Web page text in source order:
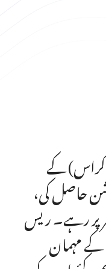
کراس) کے
ساتھ پہلی پوزیشن حاصل کی،
ساتھ تیسرے نمبر پر رہے۔ ریس
کے مہمان